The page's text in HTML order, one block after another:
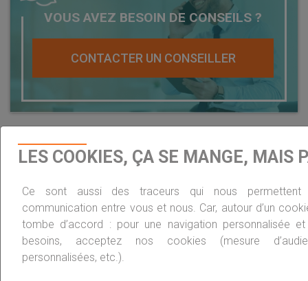
VOUS AVEZ BESOIN DE CONSEILS ?
CONTACTER UN CONSEILLER
RÉDUIRE VOTRE IMPÔT
Nos conseillers en défiscalisation vous
aident à trouver l’investissement adapté
VOTRE BILAN PATRIMONIAL
LES COOKIES, ÇA SE MANGE, MAIS
Ce sont aussi des traceurs qui nous
communication entre vous et nous. Car, autour d’un
tombe d’accord : pour une navigation personnalisée
besoins, acceptez nos cookies (mesure
personnalisées, etc.).